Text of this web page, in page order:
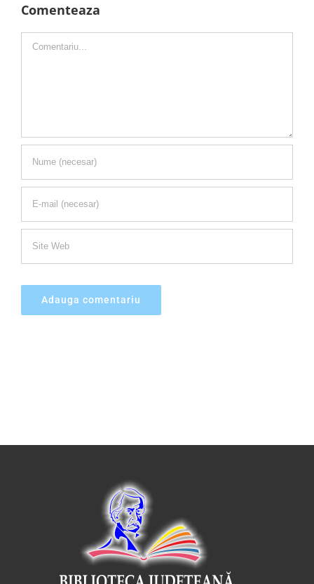
Comenteaza